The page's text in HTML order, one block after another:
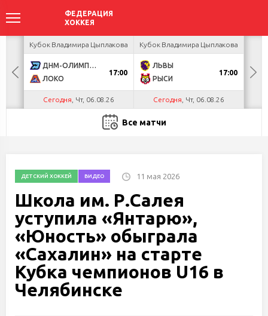
Кубок Владимира Цыплакова
ДНМ-ОЛИМПИК
ЛОКО
17:00
Сегодня , Чт, 06.08.26
Кубок Владимира Цыплакова
ЛЬВЫ
РЫСИ
17:00
Сегодня , Чт, 06.08.26
Все матчи
ДЕТСКИЙ ХОККЕЙ ВИДЕО 11 мая 2026
Школа им. Р.Салея
уступила «Янтарю»,
«Юность» обыграла
«Сахалин» на старте
Кубка чемпионов U16 в
Челябинске